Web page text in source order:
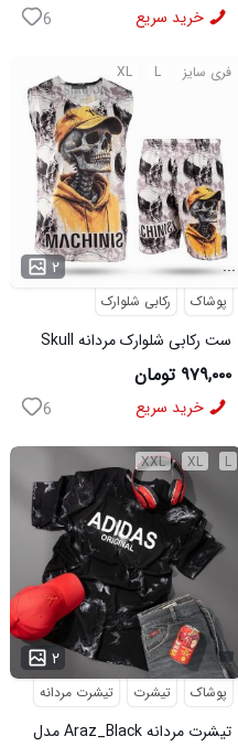
خرید سریع 6
فری سایز L
XL
۲ ...
پوشاک رکابی شلوارک
ست رکابی شلوارک مردانه Skull
مدل 3995
۹۷۹,۰۰۰ تومان
خرید سریع 6
L
XL
XXL
۲
پوشاک تیشرت تیشرت مردانه
تیشرت مردانه Araz_Black مدل